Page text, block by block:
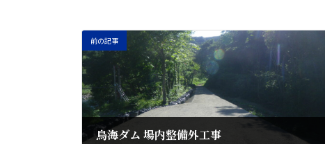
前の記事
鳥海ダム 場内整備外工事